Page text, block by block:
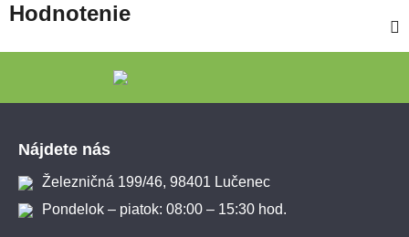
Hodnotenie
Nájdete nás
Železničná 199/46, 98401 Lučenec
Pondelok – piatok: 08:00 – 15:30 hod.